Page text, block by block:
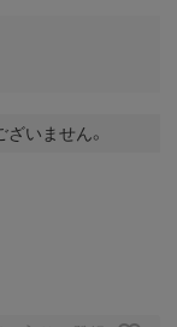
いません。